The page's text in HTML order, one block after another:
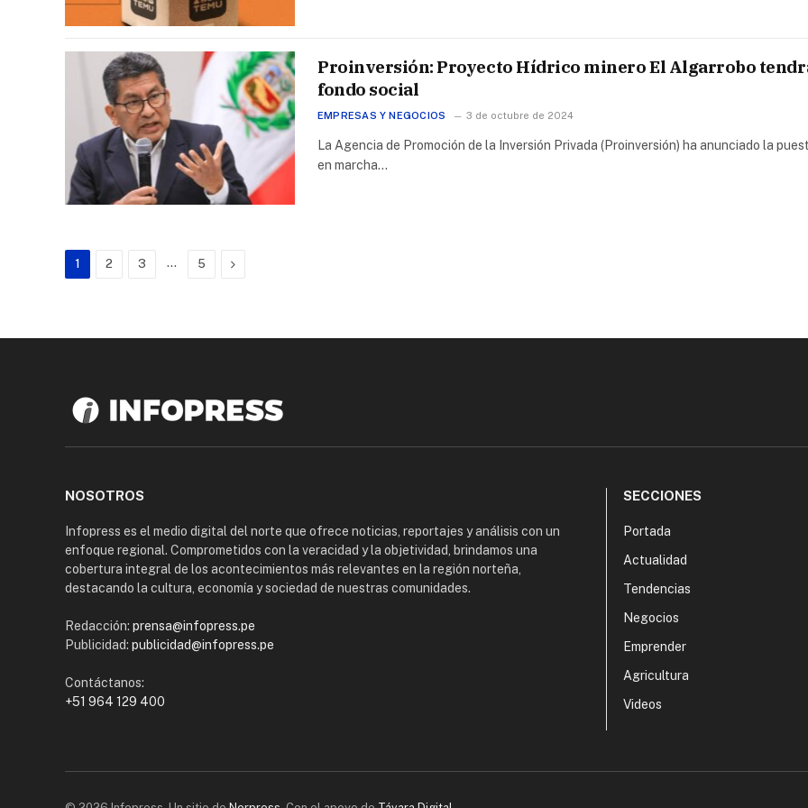
Proinversión: Proyecto Hídrico minero El Algarrobo
fondo social
EMPRESAS Y NEGOCIOS 3 de octubre de 2024
La Agencia de Promoción de la Inversión Privada (Proinversión) ha anunciado la
en marcha…
1 2 3 … 5 Next
NOSOTROS
Infopress es el medio digital del norte que ofrece noticias, reportajes y análisis con un
enfoque regional. Comprometidos con la veracidad y la objetividad, brindamos una
cobertura integral de los acontecimientos más relevantes en la región norteña,
destacando la cultura, economía y sociedad de nuestras comunidades.
Redacción: prensa@infopress.pe
Publicidad: publicidad@infopress.pe
Contáctanos:
+51 964 129 400
SECCIONES
Portada
Actualidad
Tendencias
Negocios
Emprender
Agricultura
Videos